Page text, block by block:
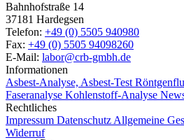
Bahnhofstraße 14
37181 Hardegsen
Telefon: +49 (0) 5505 940980
Fax: +49 (0) 5505 94098260
E-Mail: labor@crb-gmbh.de
Informationen
Asbest-Analyse, Asbest-Test
Faseranalyse Kohlenstoff-Analyse
Rechtliches
Impressum Datenschutz Allgemeine
Widerruf